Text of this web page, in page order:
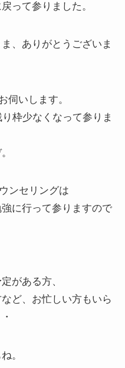
って参りました。
、ありがとうございま
伺いします。
枠少なくなって参りま
ンセリングは
に行って参りますので
がある方、
ど、お忙しい方もいら
。